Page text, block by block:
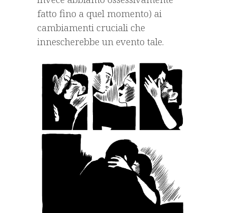
fatto fino a quel momento) ai
cambiamenti cruciali che
innescherebbe un evento tale.